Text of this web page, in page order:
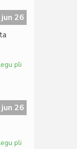
el
la
26
pli
esperanta
literaturo":
26
pli